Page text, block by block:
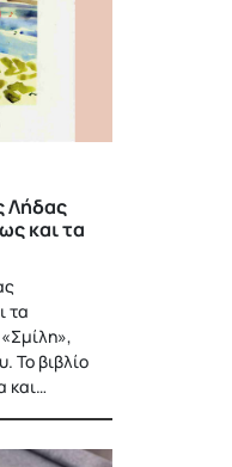
Λήδας
και τα
τα
Το βιβλίο
και…